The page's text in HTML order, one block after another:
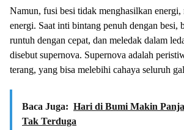
Namun, fusi besi tidak menghasilkan energi,
energi. Saat inti bintang penuh dengan besi,
runtuh dengan cepat, dan meledak dalam
disebut supernova. Supernova adalah
terang, yang bisa melebihi cahaya seluruh
Baca Juga: Hari di Bumi Makin
Tak Terduga